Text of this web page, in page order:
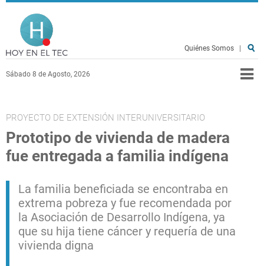
Pasar al contenido principal
Sábado 8 de Agosto, 2026
Quiénes Somos
PROYECTO DE EXTENSIÓN INTERUNIVERSITARIO
Prototipo de vivienda de madera
fue entregada a familia indígena
La familia beneficiada se encontraba en
extrema pobreza y fue recomendada por
la Asociación de Desarrollo Indígena, ya
que su hija tiene cáncer y requería de una
vivienda digna